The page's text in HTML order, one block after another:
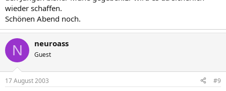
wieder schaffen.
Schönen Abend noch.
N neuroass
Guest
17 August 2003 #9